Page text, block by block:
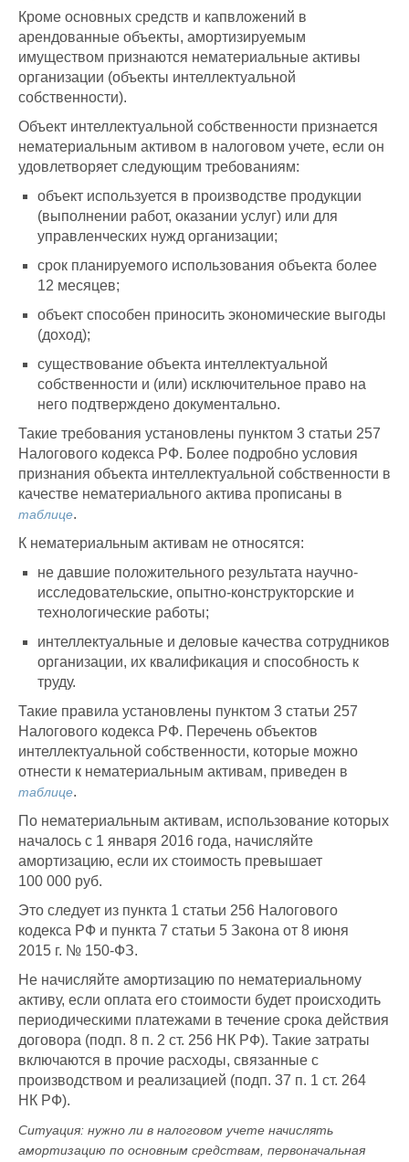
Кроме основных средств и капвложений в
арендованные объекты, амортизируемым
имуществом признаются нематериальные активы
организации (объекты интеллектуальной
собственности).
Объект интеллектуальной собственности признается
нематериальным активом в налоговом учете, если он
удовлетворяет следующим требованиям:
объект используется в производстве продукции
(выполнении работ, оказании услуг) или для
управленческих нужд организации;
срок планируемого использования объекта более
12 месяцев;
объект способен приносить экономические выгоды
(доход);
существование объекта интеллектуальной
собственности и (или) исключительное право на
него подтверждено документально.
Такие требования установлены пунктом 3 статьи 257
Налогового кодекса РФ. Более подробно условия
признания объекта интеллектуальной собственности в
качестве нематериального актива прописаны в
таблице.
К нематериальным активам не относятся:
не давшие положительного результата научно-
исследовательские, опытно-конструкторские и
технологические работы;
интеллектуальные и деловые качества сотрудников
организации, их квалификация и способность к
труду.
Такие правила установлены пунктом 3 статьи 257
Налогового кодекса РФ. Перечень объектов
интеллектуальной собственности, которые можно
отнести к нематериальным активам, приведен в
таблице.
По нематериальным активам, использование которых
началось с 1 января 2016 года, начисляйте
амортизацию, если их стоимость превышает
100 000 руб.
Это следует из пункта 1 статьи 256 Налогового
кодекса РФ и пункта 7 статьи 5 Закона от 8 июня
2015 г. № 150-ФЗ.
Не начисляйте амортизацию по нематериальному
активу, если оплата его стоимости будет происходить
периодическими платежами в течение срока действия
договора (подп. 8 п. 2 ст. 256 НК РФ). Такие затраты
включаются в прочие расходы, связанные с
производством и реализацией (подп. 37 п. 1 ст. 264
НК РФ).
Ситуация: нужно ли в налоговом учете начислять
амортизацию по основным средствам, первоначальная